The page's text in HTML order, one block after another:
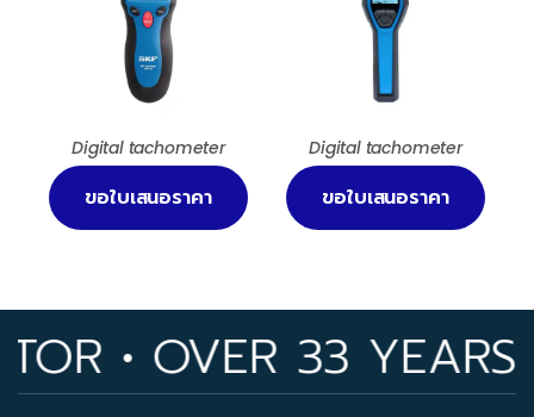
Digital tachometer
ขอใบเสนอราคา
Digital tachometer
ขอใบเสนอราคา
• OVER 33 YEARS